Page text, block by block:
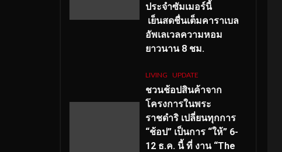
ประจำซัมเมอร์นี้
เย็นสดชื่นเต็มคาราเบล
อัพเลเวลความหอม
ยาวนาน 8 ชม.
LIVING UPDATE
ชวนช้อปสินค้าจาก
โครงการในพระ
ราชดำริ เปลี่ยนทุกการ
“ช้อป” เป็นการ “ให้” 6-
12 ธ.ค. นี้ ที่ งาน “The